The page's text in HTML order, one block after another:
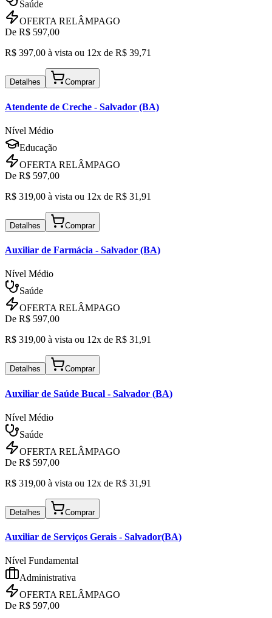
Saúde
OFERTA RELÂMPAGO
De R$ 597,00
R$ 397,00 à vista ou 12x de R$ 39,71
Detalhes Comprar
Atendente de Creche - Salvador (BA)
Nível Médio
Educação
OFERTA RELÂMPAGO
De R$ 597,00
R$ 319,00 à vista ou 12x de R$ 31,91
Detalhes Comprar
Auxiliar de Farmácia - Salvador (BA)
Nível Médio
Saúde
OFERTA RELÂMPAGO
De R$ 597,00
R$ 319,00 à vista ou 12x de R$ 31,91
Detalhes Comprar
Auxiliar de Saúde Bucal - Salvador (BA)
Nível Médio
Saúde
OFERTA RELÂMPAGO
De R$ 597,00
R$ 319,00 à vista ou 12x de R$ 31,91
Detalhes Comprar
Auxiliar de Serviços Gerais - Salvador(BA)
Nível Fundamental
Administrativa
OFERTA RELÂMPAGO
De R$ 597,00